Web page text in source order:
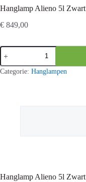
Hanglamp Alieno 5l Zwart
€ 849,00
Hanglamp
Alieno
5l
Zwart
Categorie: Hanglampen
Hanglamp Alieno 5l Zwart